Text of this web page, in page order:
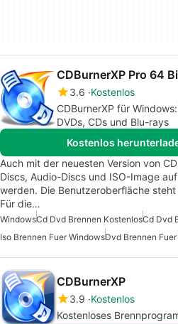
CDBurnerXP Pro 64
3.6 Kostenlos
CDBurnerXP für
DVDs, CDs und Blu-rays
Kostenlos
Auch mit der neuesten Version von
Discs, Audio-Discs und ISO-Image
werden. Die Benutzeroberfläche
Für die…
WindowsCd Dvd Brennen KostenlosCd Dvd
Iso Brennen Fuer WindowsDvd Brennen
CDBurnerXP
3.9 Kostenlos
Kostenloses